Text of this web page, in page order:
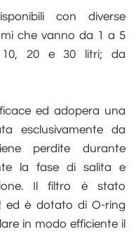
con diverse
che vanno da 1 a 5
20 e 30 litri; da
ed adopera una
esclusivamente da
perdite durante
la fase di salita e
Il filtro è stato
ed è dotato di O-ring
in modo efficiente il